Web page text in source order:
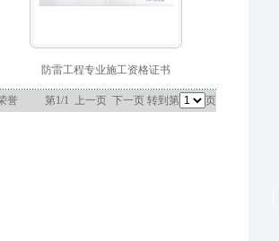
防雷工程专业施工资格证书
荣誉 第1/1 上一页 下一页 转到第 页